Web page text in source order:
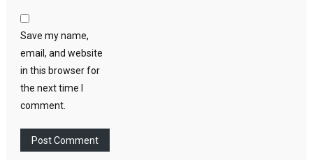
Save my name,
email, and website
in this browser for
the next time I
comment.